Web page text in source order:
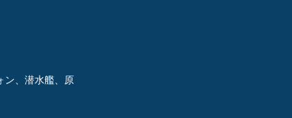
ン、潜水艦、原